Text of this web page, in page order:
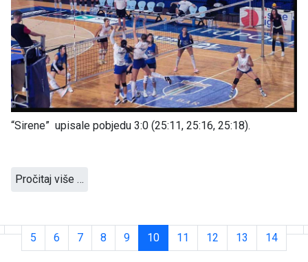
“Sirene” upisale pobjedu 3:0 (25:11, 25:16, 25:18).
Pročitaj više …
5 6 7 8 9 10 11 12 13 14